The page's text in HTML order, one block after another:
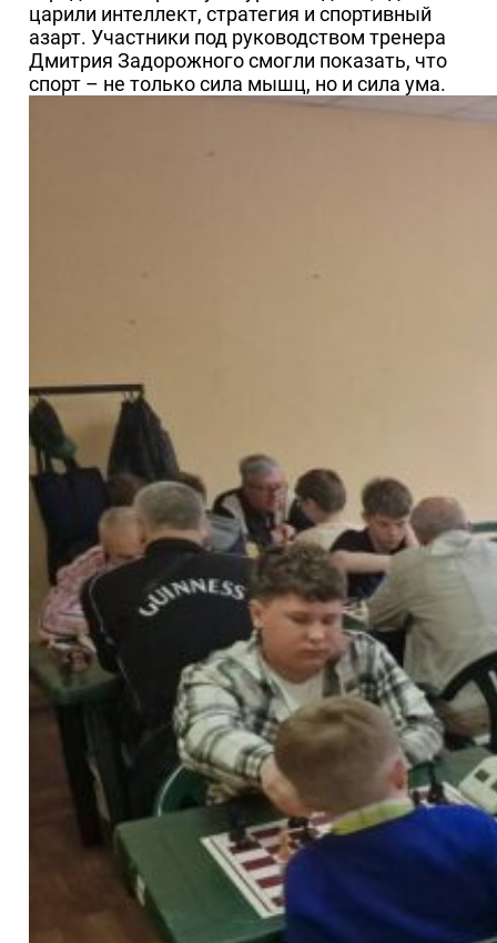
царили интеллект, стратегия и спортивный
азарт. Участники под руководством тренера
Дмитрия Задорожного смогли показать, что
спорт – не только сила мышц, но и сила ума.